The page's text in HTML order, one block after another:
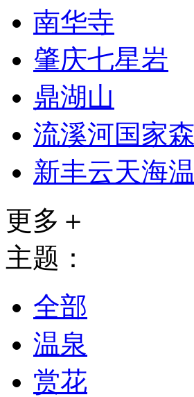
南华寺
肇庆七星岩
鼎湖山
流溪河国家
新丰云天海
更多＋
主题：
全部
温泉
赏花